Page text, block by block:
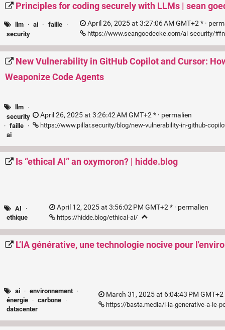
Principles for coding securely with LLMs | sean
llm · ai · faille
·
security
April 26, 2025 at 3:27:06 AM GMT+2 * ·
https://www.seangoedecke.com/ai-security/
New Vulnerability in GitHub Copilot and Cursor:
Weaponize Code Agents
llm ·
security
· faille ·
ai
April 26, 2025 at 3:26:42 AM GMT+2 * · permalien
https://www.pillar.security/blog/new-vulnerability-in-github-
Is “ethical AI” an oxymoron? | hidde.blog
AI
·
ethique
April 12, 2025 at 3:56:02 PM GMT+2 * · permalien
https://hidde.blog/ethical-ai/
L’IA générative, une technologie nocive pour
ai · environnement ·
énergie · carbone ·
datacenter
March 31, 2025 at 6:04:43 PM GMT+2
https://basta.media/l-ia-generative-a-le-